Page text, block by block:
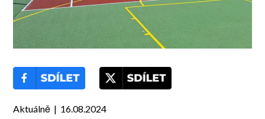
Aktuálně | 16.08.2024